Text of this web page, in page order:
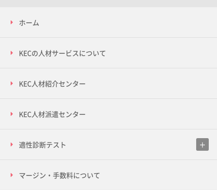
ホーム
KECの人材サービスについて
KEC人材紹介センター
KEC人材派遣センター
適性診断テスト
マージン・手数料について